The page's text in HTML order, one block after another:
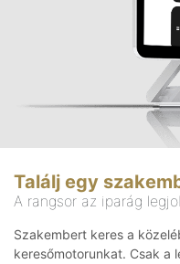
Találj egy
A rangsor az iparág
Szakembert keres a
keresőmotorunkat. Csak a